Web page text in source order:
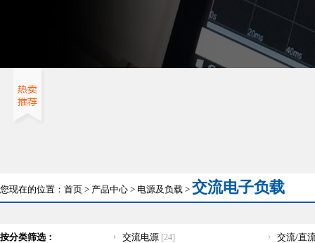
您现在的位置： 首页 > 产品中心 > 电源及负载 > 交流电子负载
按分类筛选： 交流电源 [24]
交流/直